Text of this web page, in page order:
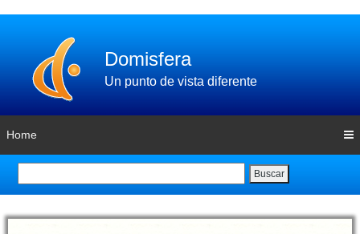
Domisfera
Un punto de vista diferente
Home
Buscar